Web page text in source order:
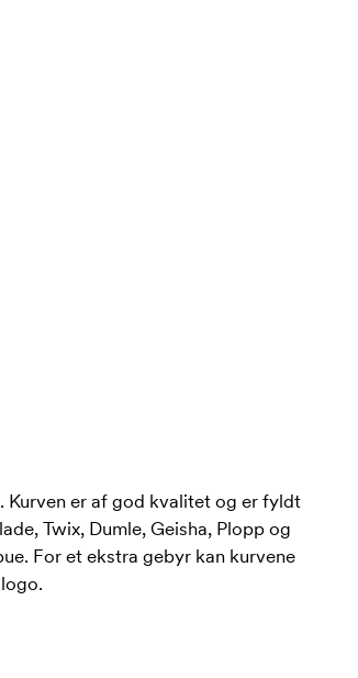
Kurven er af god kvalitet og er fyldt
Twix, Dumle, Geisha, Plopp og
For et ekstra gebyr kan kurvene